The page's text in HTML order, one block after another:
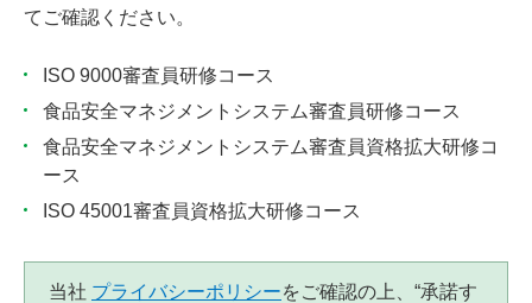
てご確認ください。
ISO 9000審査員研修コース
食品安全マネジメントシステム審査員研修コース
食品安全マネジメントシステム審査員資格拡大研修コ
ース
ISO 45001審査員資格拡大研修コース
当社 プライバシーポリシーをご確認の上、“承諾す